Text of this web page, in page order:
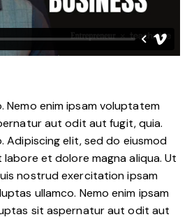
Nemo enim ipsam voluptatem
aut odit aut fugit, quia.
Adipiscing elit, sed do eiusmod
et dolore magna aliqua. Ut
nostrud exercitation ipsam
ullamco. Nemo enim ipsam
sit aspernatur aut odit aut